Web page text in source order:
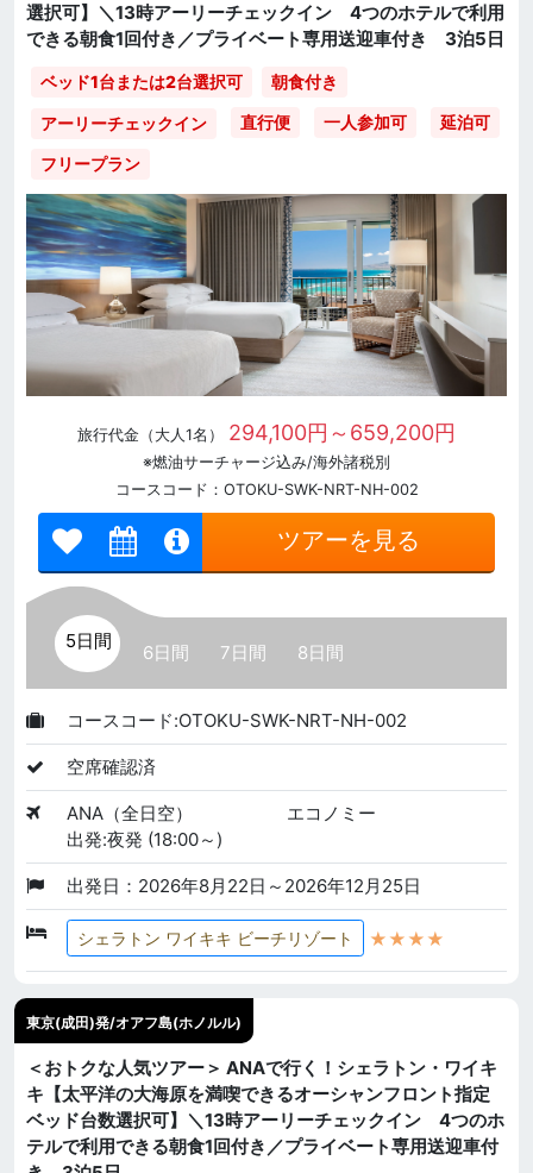
選択可】＼13時アーリーチェックイン 4つのホテルで利用
できる朝食1回付き／プライベート専用送迎車付き 3泊5日
ベッド1台または2台選択可 朝食付き
アーリーチェックイン 直行便 一人参加可 延泊可
フリープラン
旅行代金（大人1名） 294,100円～659,200円
※燃油サーチャージ込み/海外諸税別
コースコード：OTOKU-SWK-NRT-NH-002
ツアーを見る
5日間
6日間 7日間 8日間
コースコード:OTOKU-SWK-NRT-NH-002
空席確認済
ANA（全日空）
エコノミー
出発:夜発 (18:00～)
出発日：2026年8月22日～2026年12月25日
シェラトン ワイキキ ビーチリゾート ★★★★
東京(成田)発/オアフ島(ホノルル)
＜おトクな人気ツアー＞ ANAで行く！シェラトン・ワイキ
キ【太平洋の大海原を満喫できるオーシャンフロント指定
ベッド台数選択可】＼13時アーリーチェックイン 4つのホ
テルで利用できる朝食1回付き／プライベート専用送迎車付